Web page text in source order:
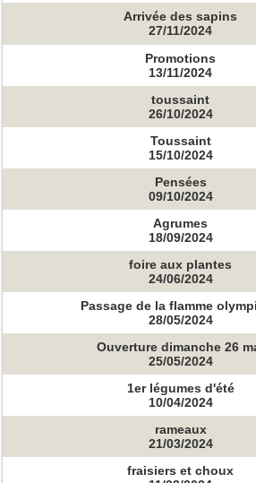
Arrivée des sapins
27/11/2024
Promotions
13/11/2024
toussaint
26/10/2024
Toussaint
15/10/2024
Pensées
09/10/2024
Agrumes
18/09/2024
foire aux plantes
24/06/2024
Passage de la flamme
28/05/2024
Ouverture dimanche 26
25/05/2024
1er légumes d'été
10/04/2024
rameaux
21/03/2024
fraisiers et choux